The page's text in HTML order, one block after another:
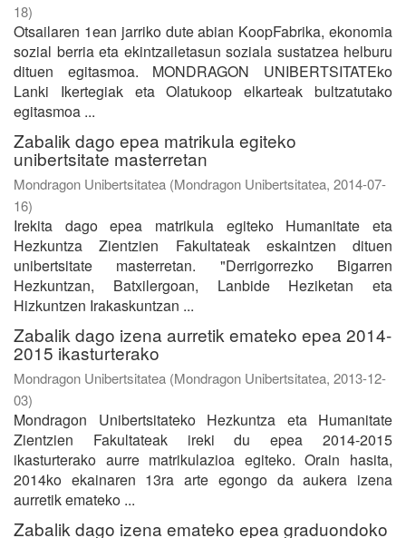
18)
Otsailaren 1ean jarriko dute abian KoopFabrika, ekonomia
sozial berria eta ekintzailetasun soziala sustatzea helburu
dituen egitasmoa. MONDRAGON UNIBERTSITATEko
Lanki Ikertegiak eta Olatukoop elkarteak bultzatutako
egitasmoa ...
Zabalik dago epea matrikula egiteko
unibertsitate masterretan
Mondragon Unibertsitatea (Mondragon Unibertsitatea, 2014-07-
16)
Irekita dago epea matrikula egiteko Humanitate eta
Hezkuntza Zientzien Fakultateak eskaintzen dituen
unibertsitate masterretan. "Derrigorrezko Bigarren
Hezkuntzan, Batxilergoan, Lanbide Heziketan eta
Hizkuntzen Irakaskuntzan ...
Zabalik dago izena aurretik emateko epea 2014-
2015 ikasturterako
Mondragon Unibertsitatea (Mondragon Unibertsitatea, 2013-12-
03)
Mondragon Unibertsitateko Hezkuntza eta Humanitate
Zientzien Fakultateak ireki du epea 2014-2015
ikasturterako aurre matrikulazioa egiteko. Orain hasita,
2014ko ekainaren 13ra arte egongo da aukera izena
aurretik emateko ...
Zabalik dago izena emateko epea graduondoko